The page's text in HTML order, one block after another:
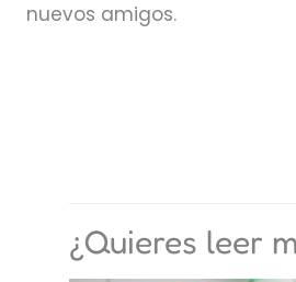
nuevos amigos.
¿Quieres leer